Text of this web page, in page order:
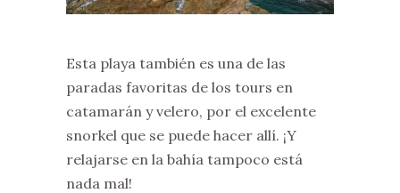
Esta playa también es una de las
paradas favoritas de los tours en
catamarán y velero, por el excelente
snorkel que se puede hacer allí. ¡Y
relajarse en la bahía tampoco está
nada mal!